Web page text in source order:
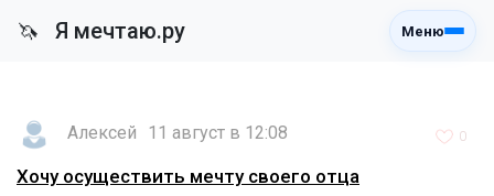
🦄 Я мечтаю.ру Меню
Алексей 11 август в 12:08 0
Хочу осуществить мечту своего отца